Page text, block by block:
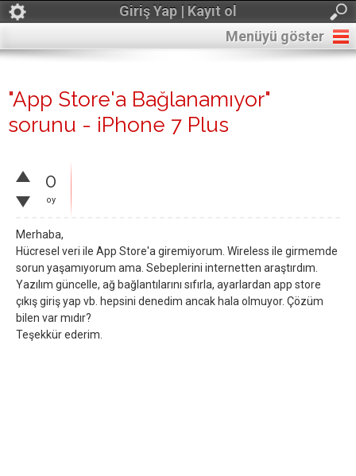
Giriş Yap | Kayıt ol
Menüyü göster
"App Store'a Bağlanamıyor"
sorunu - iPhone 7 Plus
0
oy
Merhaba,
Hücresel veri ile App Store'a giremiyorum. Wireless ile girmemde
sorun yaşamıyorum ama. Sebeplerini internetten araştırdım.
Yazılım güncelle, ağ bağlantılarını sıfırla, ayarlardan app store
çıkış giriş yap vb. hepsini denedim ancak hala olmuyor. Çözüm
bilen var mıdır?
Teşekkür ederim.